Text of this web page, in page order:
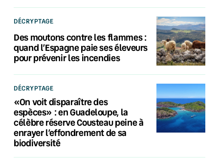
DÉCRYPTAGE
Des moutons contre les flammes :
quand l’Espagne paie ses éleveurs
pour prévenir les incendies
DÉCRYPTAGE
«On voit disparaître des
espèces» : en Guadeloupe, la
célèbre réserve Cousteau peine à
enrayer l’effondrement de sa
biodiversité